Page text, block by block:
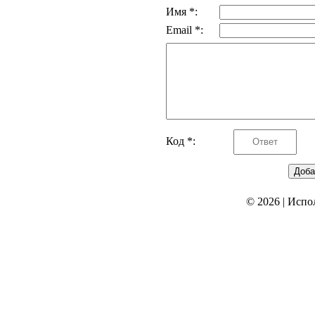
Имя *:
Email *:
Код *:
© 2026|